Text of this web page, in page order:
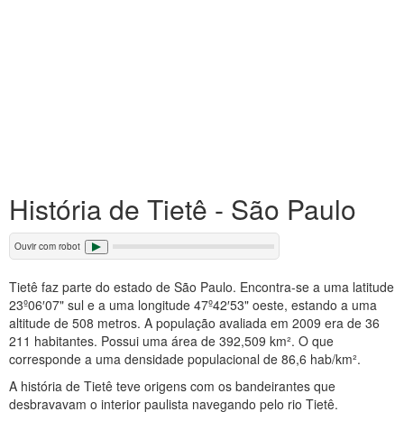
História de Tietê - São Paulo
Ouvir com robot
Tietê faz parte do estado de São Paulo. Encontra-se a uma latitude
23º06′07" sul e a uma longitude 47º42′53" oeste, estando a uma
altitude de 508 metros. A população avaliada em 2009 era de 36
211 habitantes. Possui uma área de 392,509 km². O que
corresponde a uma densidade populacional de 86,6 hab/km².
A história de Tietê teve origens com os bandeirantes que
desbravavam o interior paulista navegando pelo rio Tietê.